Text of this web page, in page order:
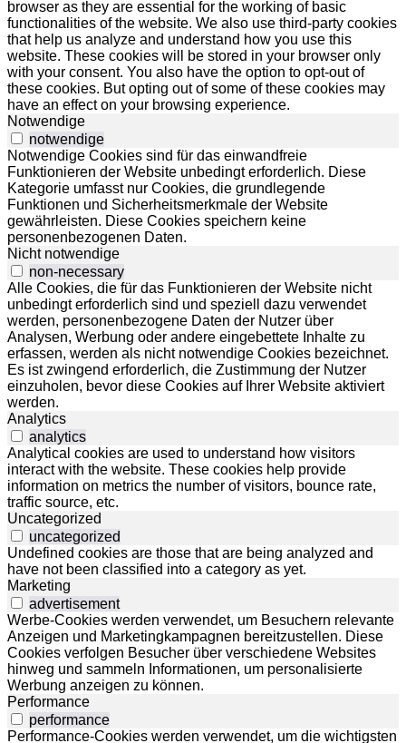
browser as they are essential for the working of basic
functionalities of the website. We also use third-party cookies
that help us analyze and understand how you use this
website. These cookies will be stored in your browser only
with your consent. You also have the option to opt-out of
these cookies. But opting out of some of these cookies may
have an effect on your browsing experience.
Notwendige
notwendige
Notwendige Cookies sind für das einwandfreie
Funktionieren der Website unbedingt erforderlich. Diese
Kategorie umfasst nur Cookies, die grundlegende
Funktionen und Sicherheitsmerkmale der Website
gewährleisten. Diese Cookies speichern keine
personenbezogenen Daten.
Nicht notwendige
non-necessary
Alle Cookies, die für das Funktionieren der Website nicht
unbedingt erforderlich sind und speziell dazu verwendet
werden, personenbezogene Daten der Nutzer über
Analysen, Werbung oder andere eingebettete Inhalte zu
erfassen, werden als nicht notwendige Cookies bezeichnet.
Es ist zwingend erforderlich, die Zustimmung der Nutzer
einzuholen, bevor diese Cookies auf Ihrer Website aktiviert
werden.
Analytics
analytics
Analytical cookies are used to understand how visitors
interact with the website. These cookies help provide
information on metrics the number of visitors, bounce rate,
traffic source, etc.
Uncategorized
uncategorized
Undefined cookies are those that are being analyzed and
have not been classified into a category as yet.
Marketing
advertisement
Werbe-Cookies werden verwendet, um Besuchern relevante
Anzeigen und Marketingkampagnen bereitzustellen. Diese
Cookies verfolgen Besucher über verschiedene Websites
hinweg und sammeln Informationen, um personalisierte
Werbung anzeigen zu können.
Performance
performance
Performance-Cookies werden verwendet, um die wichtigsten